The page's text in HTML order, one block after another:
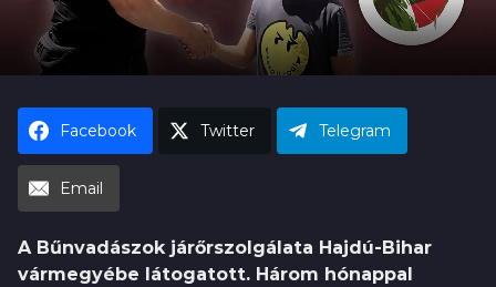
Facebook Twitter Telegram
Email
A Bűnvadászok járőrszolgálata Hajdú-Bihar
vármegyébe látogatott. Három hónappal